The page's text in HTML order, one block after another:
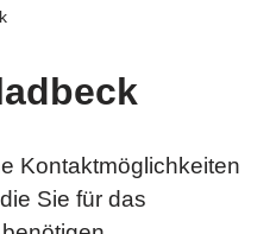
Kontaktmöglichkeiten
Sie für das